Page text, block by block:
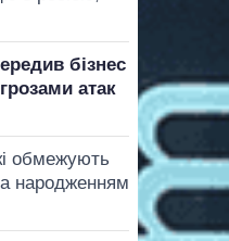
бізнес
атак
обмежують
народженням